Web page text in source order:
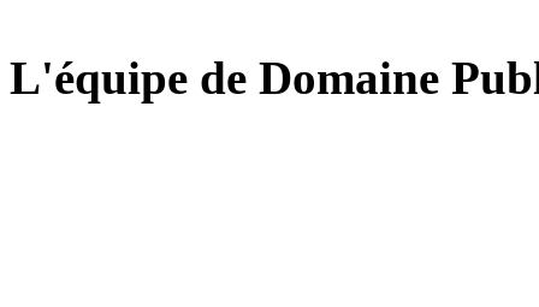
L'équipe de Domaine